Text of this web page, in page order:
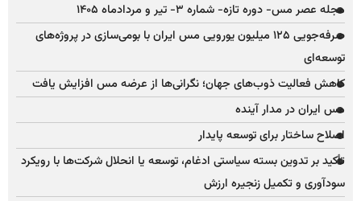
مجله عصر مس- دوره تازه- شماره ۳- تیر و مردادماه ۱۴۰۵
صرفه‌جویی ۱۲۵ میلیون یورویی مس ایران با بومی‌سازی در پروژه‌های
توسعه‌ای
کاهش فعالیت ذوب‌های جهان؛ نگرانی‌ها از عرضه مس افزایش یافت
مس ایران در مدار آینده
اصلاح ساختار برای توسعه پایدار
تأکید بر تدوین بسته سیاستی ادغام، توسعه یا انحلال شرکت‌ها با رویکرد
سودآوری و تکمیل زنجیره ارزش